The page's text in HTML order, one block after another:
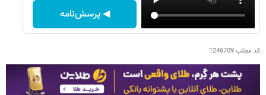
◀ پرسش‌نامه
کد مطلب1246709